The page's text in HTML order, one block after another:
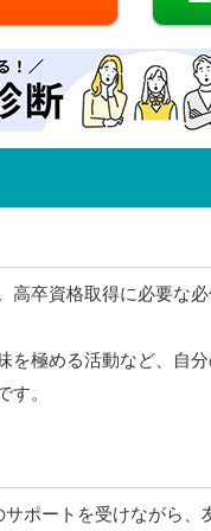
高卒資格取得に必要な
を極める活動など、自
す。
ポートを受けながら